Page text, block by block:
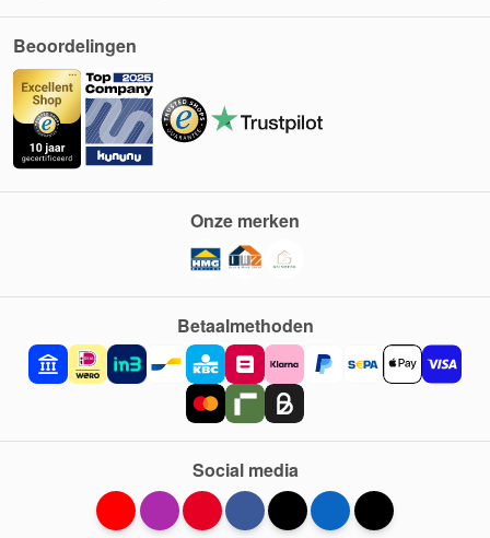
Beoordelingen
Betaalmethoden
Onze merken
Social media